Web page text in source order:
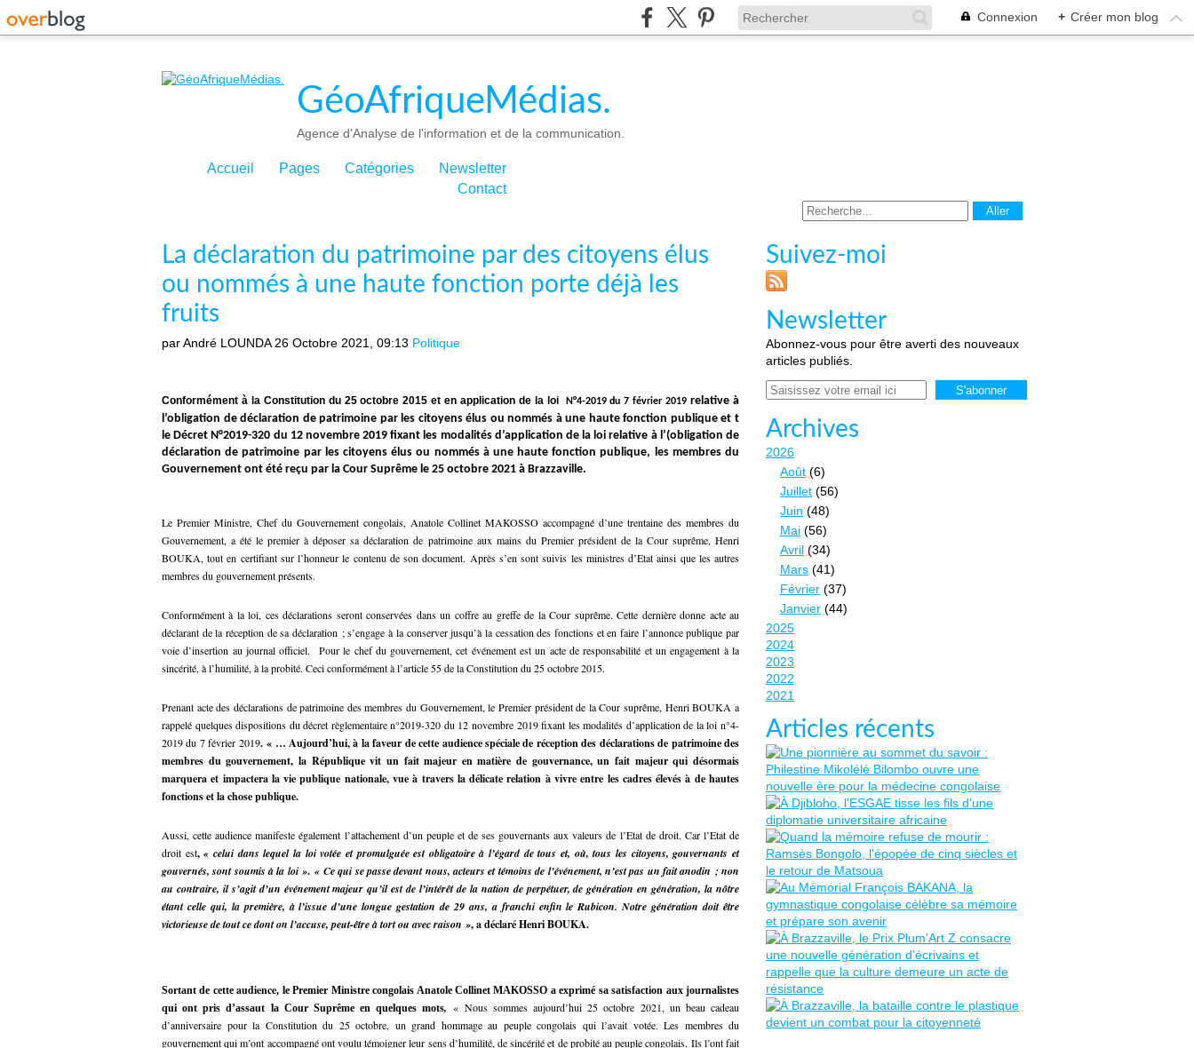
Connexion + Créer mon blog
GéoAfriqueMédias.
Agence d'Analyse de l'information et de la communication.
Accueil Pages Catégories
Newsletter
Contact
La déclaration du patrimoine par des citoyens élus
ou nommés à une haute fonction porte déjà les
fruits
par André LOUNDA 26 Octobre 2021, 09:13 Politique
Conformément à la Constitution du 25 octobre 2015 et en application de la loi N°4-2019 du 7 février 2019relative à
l’obligation de déclaration de patrimoine par les citoyens élus ou nommés à une haute fonction publiqueet t
le Décret N°2019-320 du 12 novembre 2019 fixant les modalités d’application de la loi relative à l’(obligation de
déclaration de patrimoine par les citoyens élus ou nommés à une haute fonction publique, les membres du
Gouvernement ont été reçu par la Cour Suprême le 25 octobre 2021 à Brazzaville.
Le Premier Ministre, Chef du Gouvernement congolais, Anatole Collinet MAKOSSO accompagné d’une trentaine des membres du
Gouvernement, a été le premier à déposer sa déclaration de patrimoine aux mains du Premier président de la Cour suprême, Henri
BOUKA, tout en certifiant sur l’honneur le contenu de son document. Après s’en sont suivis les ministres d’Etat ainsi que les autres
membres du gouvernement présents.
Conformément à la loi, ces déclarations seront conservées dans un coffre au greffe de la Cour suprême. Cette dernière donne acte au
déclarant de la réception de sa déclaration ; s’engage à la conserver jusqu’à la cessation des fonctions et en faire l’annonce publique par
voie d’insertion au journal officiel. Pour le chef du gouvernement, cet événement est un acte de responsabilité et un engagement à la
sincérité, à l’humilité, à la probité. Ceci conformément à l’article 55 de la Constitution du 25 octobre 2015.
Prenant acte des déclarations de patrimoine des membres du Gouvernement, le Premier président de la Cour suprême, Henri BOUKA a
rappelé quelques dispositions du décret règlementaire n°2019-320 du 12 novembre 2019 fixant les modalités d’application de la loi n°4-
2019 du 7 février 2019.« … Aujourd’hui, à la faveur de cette audience spéciale de réception des déclarations de patrimoine des
membres du gouvernement, la République vit un fait majeur en matière de gouvernance, un fait majeur qui désormais
marquera et impactera la vie publique nationale, vue à travers la délicate relation à vivre entre les cadres élevés à de hautes
fonctions et la chose publique.
Aussi, cette audience manifeste également l’attachement d’un peuple et de ses gouvernants aux valeurs de l’Etat de droit. Car l’Etat de
droit est,« celui dans lequel la loi votée et promulguée est obligatoire à l’égard de tous et, où, tous les citoyens, gouvernants et
gouvernés, sont soumis à la loi ». « Ce qui se passe devant nous, acteurs et témoins de l’événement, n’est pas un fait anodin ; non
au contraire, il s’agit d’un événement majeur qu’il est de l’intérêt de la nation de perpétuer, de génération en génération, la nôtre
étant celle qui, la première, à l’issue d’une longue gestation de 29 ans, a franchi enfin le Rubicon. Notre génération doit être
victorieuse de tout ce dont on l’accuse, peut-être à tort ou avec raison », a déclaré Henri BOUKA.
Sortant de cetteaudience, le Premier Ministre congolais Anatole Collinet MAKOSSO a exprimé sa satisfaction aux journalistes
qui ont pris d’assaut la Cour Suprême en quelques mots, « Nous sommes aujourd’hui 25 octobre 2021, un beau cadeau
d’anniversaire pour la Constitution du 25 octobre, un grand hommage au peuple congolais qui l’avait votée. Les membres du
gouvernement qui m’ont accompagné ont voulu témoigner leur sens d’humilité, de sincérité et de probité au peuple congolais. Ils l’ont fait
Suivez-moi
Newsletter
Abonnez-vous pour être averti des nouveaux
articles publiés.
Email
Archives
2026
Août (6)
Juillet (56)
Juin (48)
Mai (56)
Avril (34)
Mars (41)
Février (37)
Janvier (44)
2025
2024
2023
2022
2021
Articles récents